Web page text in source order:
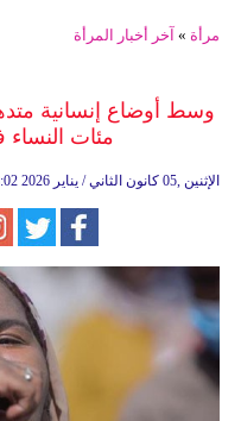
مرأة » آخر أخبار المرأة
وسط أوضاع إنسانية
مئات النساء
18:02 2026 الإثنين ,05 كانون الثاني / يناير